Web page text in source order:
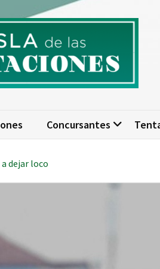
las Tentaciones 10: concursantes,
Concursantes
dejar loco